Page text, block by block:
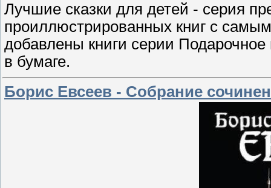
Лучшие сказки для детей - серия
проиллюстрированных книг с
добавлены книги серии
в бумаге.
Борис Евсеев - Собрание